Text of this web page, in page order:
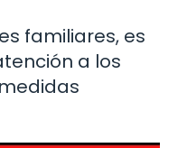
familiares, es
a los